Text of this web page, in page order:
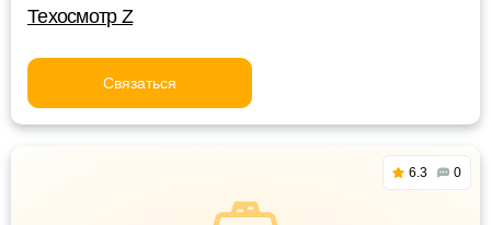
Техосмотр Z
Связаться
6.3 0